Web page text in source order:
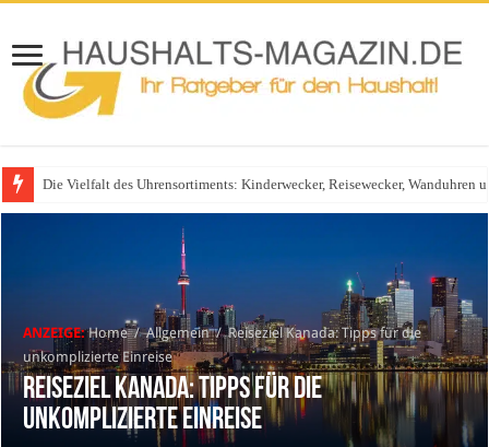
Die Vielfalt des Uhrensortiments: Kinderwecker, Reisewecker, Wanduhren
Glasgeländer in modernen Wohnhäusern
ANZEIGE: Home / Allgemein / Reiseziel Kanada: Tipps für die
unkomplizierte Einreise
Reiseziel Kanada: Tipps für die
unkomplizierte Einreise